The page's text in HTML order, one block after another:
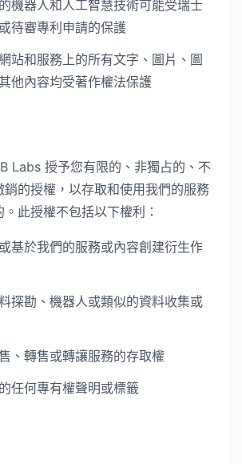
機器人和人工智慧技術可能受瑞士
待審專利申請的保護
站和服務上的所有文字、圖片、圖
他內容均受著作權法保護
Labs 授予您有限的、非獨占的、不
銷的授權，以存取和使用我們的服務
此授權不包括以下權利：
基於我們的服務或內容創建衍生作
探勘、機器人或類似的資料收集或
、轉售或轉讓服務的存取權
任何專有權聲明或標籤